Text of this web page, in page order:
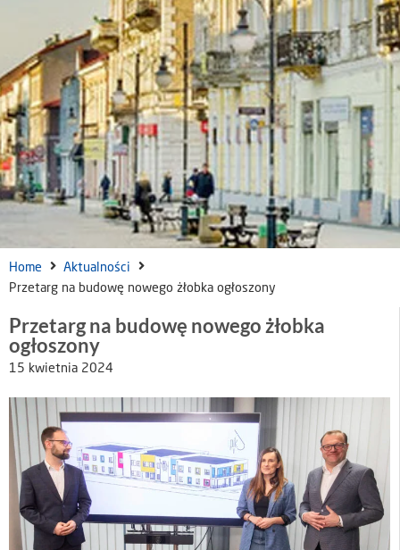
Home
Aktualności
Przetarg na budowę nowego żłobka ogłoszony
Przetarg na budowę nowego żłobka
ogłoszony
15 kwietnia 2024